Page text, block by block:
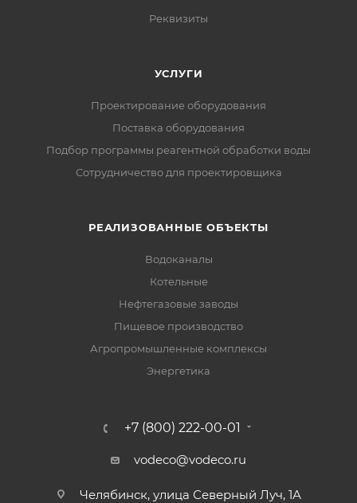
Реквизиты
УСЛУГИ
Проектирование оборудования
Поставка оборудования
Подбор программы реагентной обработки воды
Сотрудничество для проектировщика
РЕАЛИЗОВАННЫЕ ОБЪЕКТЫ
Водоканалы
Котельные
Нефтегазовые заводы
Пищевое производство
Агропромышленные комплексы
Энергетика
+7 (800) 222-00-01
vodeco@vodeco.ru
Челябинск, улица Северный Луч, 1А